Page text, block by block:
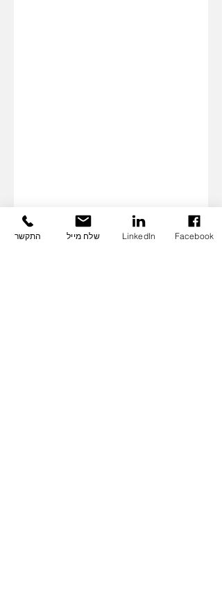
התקשר שלח מייל LinkedIn Facebook